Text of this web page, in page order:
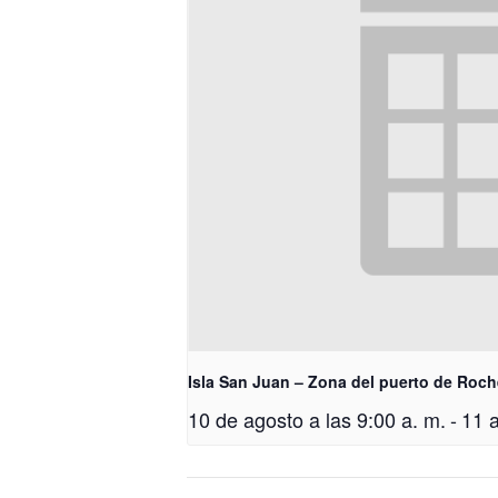
Isla San Juan – Zona del puerto de
10 de agosto a las 9:00 a. m.-11